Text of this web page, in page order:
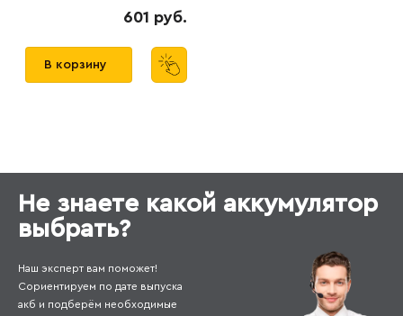
601 руб.
В корзину
Не знаете какой аккумулятор
выбрать?
Наш эксперт вам поможет!
Сориентируем по дате выпуска
акб и подберём необходимые